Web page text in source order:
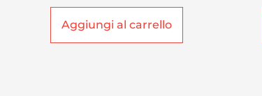
Aggiungi al carrello